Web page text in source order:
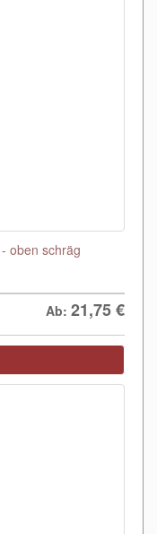
oben schräg
Ab: 21,75€